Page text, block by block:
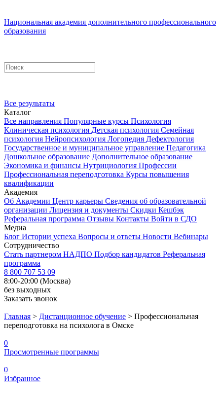
Национальная академия дополнительного профессионального
образования
Все результаты
Каталог
Все направления Популярные курсы Психология
Клиническая психология Детская психология Семейная
психология Нейропсихология Логопедия Дефектология
Государственное и муниципальное управление Педагогика
Дошкольное образование Дополнительное образование
Экономика и финансы Нутрициология Профессии
Профессиональная переподготовка Курсы повышения
квалификации
Академия
Об Академии Центр карьеры Сведения об образовательной
организации Лицензия и документы Скидки Кешбэк
Реферальная программа Отзывы Контакты Войти в СДО
Медиа
Блог Истории успеха Вопросы и ответы Новости Вебинары
Сотрудничество
Стать партнером НАДПО Подбор кандидатов Реферальная
программа
8 800 707 53 09
8:00-20:00 (Москва)
без выходных
Заказать звонок
Главная > Дистанционное обучение > Профессиональная
переподготовка на психолога в Омске
0
Просмотренные программы
0
Избранное